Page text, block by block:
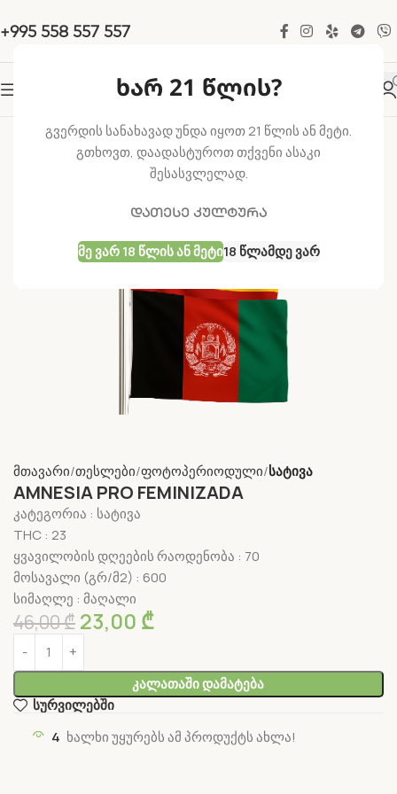
ხარ 21 წლის?
გვერდის სანახავად უნდა იყოთ 21 წლის ან მეტი.
გთხოვთ, დაადასტუროთ თქვენი ასაკი
შესასვლელად.
დათესე კულტურა
Მე Ვარ 18 Წლის Ან Მეტი18 Წლამდე Ვარ
+995 558 557 557
მთავარი თესლები ფოტოპერიოდული სატივა
AMNESIA PRO FEMINIZADA
კატეგორია : სატივა
THC : 23
ყვავილობის დღეების რაოდენობა : 70
მოსავალი (გრ/მ2) : 600
სიმაღლე : მაღალი
46,00₾ 23,00 ₾
Კალათაში Დამატება
სურვილებში
4 ხალხი უყურებს ამ პროდუქტს ახლა!